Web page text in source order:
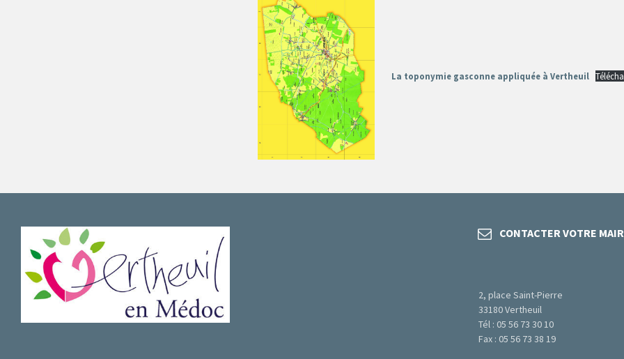
La toponymie gasconne appliquée à Vertheuil
CONTACTER VOTRE
2, place Saint-Pierre
33180 Vertheuil
Tél : 05 56 73 30 10
Fax : 05 56 73 38 19